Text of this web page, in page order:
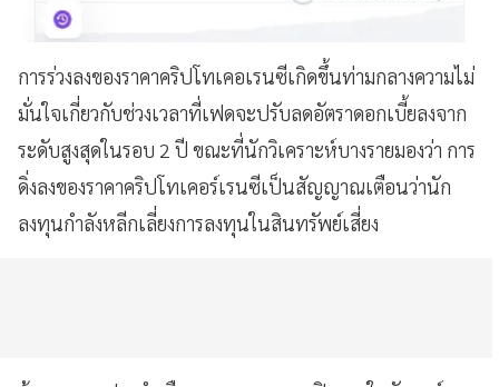
การร่วงลงของราคาคริปโทเคอเรนซีเกิดขึ้นท่ามกลางความไม่
มั่นใจเกี่ยวกับช่วงเวลาที่เฟดจะปรับลดอัตราดอกเบี้ยลงจาก
ระดับสูงสุดในรอบ 2 ปี ขณะที่นักวิเคราะห์บางรายมองว่า การ
ดิ่งลงของราคาคริปโทเคอร์เรนซีเป็นสัญญาณเตือนว่านัก
ลงทุนกำลังหลีกเลี่ยงการลงทุนในสินทรัพย์เสี่ยง